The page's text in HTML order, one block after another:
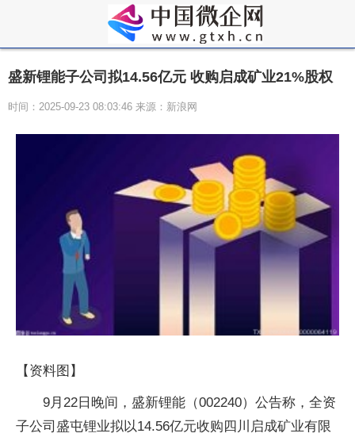
盛新锂能子公司拟14.56亿元 收购启成矿业21%股权
时间：2025-09-23 08:03:46 来源：新浪网
【资料图】
9月22日晚间，盛新锂能（002240）公告称，全资
子公司盛屯锂业拟以14.56亿元收购四川启成矿业有限